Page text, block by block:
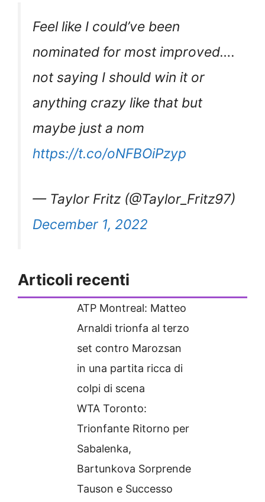
Feel like I could’ve been
nominated for most improved….
not saying I should win it or
anything crazy like that but
maybe just a nom
https://t.co/oNFBOiPzyp
— Taylor Fritz (@Taylor_Fritz97)
December 1, 2022
Articoli recenti
ATP Montreal: Matteo
Arnaldi trionfa al terzo
set contro Marozsan
in una partita ricca di
colpi di scena
WTA Toronto:
Trionfante Ritorno per
Sabalenka,
Bartunkova Sorprende
Tauson e Successo